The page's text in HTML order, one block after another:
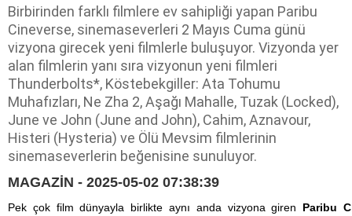
Birbirinden farklı filmlere ev sahipliği yapan Paribu
Cineverse, sinemaseverleri 2 Mayıs Cuma günü
vizyona girecek yeni filmlerle buluşuyor. Vizyonda yer
alan filmlerin yanı sıra vizyonun yeni filmleri
Thunderbolts*, Köstebekgiller: Ata Tohumu
Muhafızları, Ne Zha 2, Aşağı Mahalle, Tuzak (Locked),
June ve John (June and John), Cahim, Aznavour,
Histeri (Hysteria) ve Ölü Mevsim filmlerinin
sinemaseverlerin beğenisine sunuluyor.
MAGAZİN - 2025-05-02 07:38:39
Pek çok film dünyayla birlikte aynı anda vizyona giren Paribu